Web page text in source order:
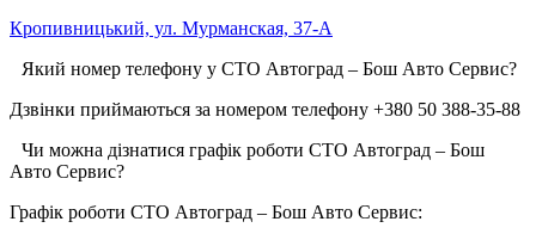
Кропивницький, ул. Мурманская, 37-А
Який номер телефону у СТО Автоград – Бош Авто Сервис?
Дзвінки приймаються за номером телефону +380 50 388-35-88
Чи можна дізнатися графік роботи СТО Автоград – Бош
Авто Сервис?
Графік роботи СТО Автоград – Бош Авто Сервис: